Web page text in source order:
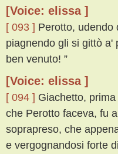
[Voice: elissa ]
[ 093 ] Perotto, udendo
piagnendo gli si gittò a'
ben venuto! ”
[Voice: elissa ]
[ 094 ] Giachetto,
che Perotto faceva, fu
soprapreso, che
e vergognandosi forte